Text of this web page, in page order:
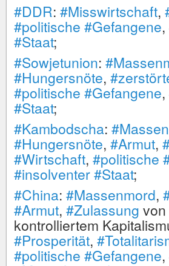
#DDR: #Misswirtschaft,
#politische #Gefangene,
#Staat;
#Sowjetunion:
#Hungersnöte,
#politische #Gefangene,
#Staat;
#Kambodscha:
#Hungersnöte, #Armut,
#Wirtschaft, #politische
#insolventer#Staat;
#China: #Massenmord,
#Armut, #Zulassung
kontrolliertem
#Prosperität,
#politische #Gefangene,